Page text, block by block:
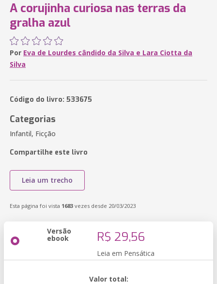
A corujinha curiosa nas terras da
gralha azul
Por Eva de Lourdes cândido da Silva e Lara Ciotta da
Silva
Código do livro: 533675
Categorias
Infantil, Ficção
Compartilhe este livro
Leia um trecho
Esta página foi vista 1683 vezes desde 20/03/2023
Versão
ebook R$ 29,56
Leia em Pensática
Valor total: